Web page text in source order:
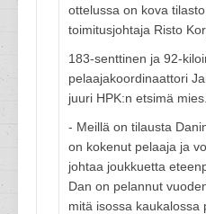
ottelussa on kova
toimitusjohtaja Risto
183-senttinen ja 92-
pelaajakoordinaattori
juuri HPK:n etsimä mies.
- Meillä on tilausta
on kokenut pelaaja ja
johtaa joukkuetta
Dan on pelannut
mitä isossa kaukalossa